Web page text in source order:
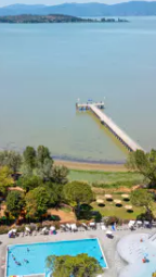
de-Tayac-Sireuil